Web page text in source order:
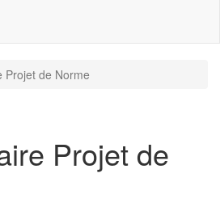
Projet de Norme
Projet de